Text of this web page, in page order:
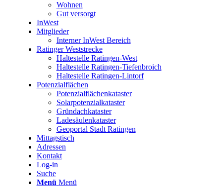
Wohnen
Gut versorgt
InWest
Mitglieder
Interner InWest Bereich
Ratinger Weststrecke
Haltestelle Ratingen-West
Haltestelle Ratingen-Tiefenbroich
Haltestelle Ratingen-Lintorf
Potenzialflächen
Potenzialflächenkataster
Solarpotenzialkataster
Gründachkataster
Ladesäulenkataster
Geoportal Stadt Ratingen
Mittagstisch
Adressen
Kontakt
Log-in
Suche
Menü Menü